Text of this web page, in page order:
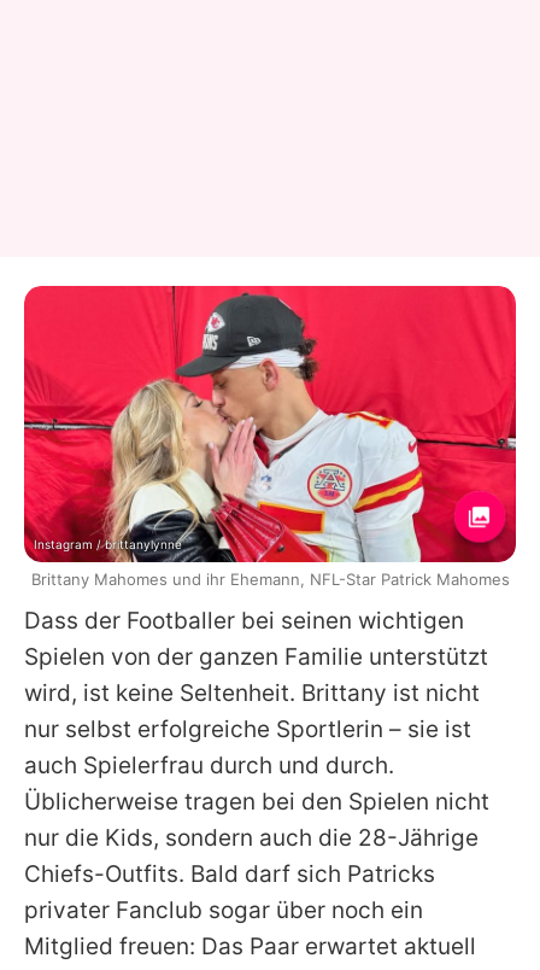
Dass der Footballer bei seinen wichtigen
Spielen von der ganzen Familie unterstützt
wird, ist keine Seltenheit. Brittany ist nicht
nur selbst erfolgreiche Sportlerin – sie ist
auch Spielerfrau durch und durch.
Üblicherweise tragen bei den Spielen nicht
nur die Kids, sondern auch die 28-Jährige
Chiefs-Outfits. Bald darf sich Patricks
privater Fanclub sogar über noch ein
Mitglied freuen: Das Paar erwartet aktuell
Instagram / brittanylynne
Brittany Mahomes und ihr Ehemann, NFL-Star Patrick Mahomes